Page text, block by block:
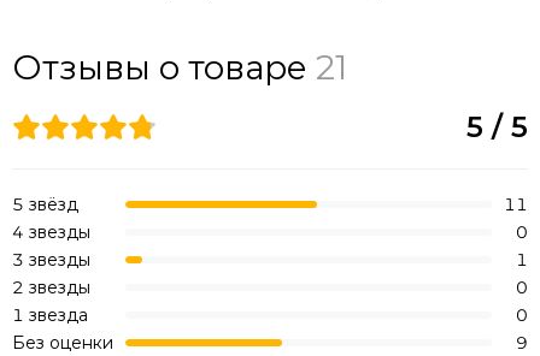
Отзывы о товаре 21
5 / 5
5 звёзд
11
4 звезды
0
3 звезды
1
2 звезды
0
1 звезда
0
Без оценки
9